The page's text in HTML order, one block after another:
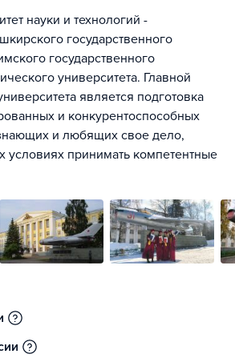
науки и технологий -
государственного
государственного
университета. Главной
является подготовка
и конкурентоспособных
и любящих свое дело,
принимать компетентные